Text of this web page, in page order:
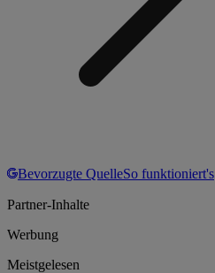
Bevorzugte QuelleSo funktioniert's
Partner-Inhalte
Werbung
Meistgelesen